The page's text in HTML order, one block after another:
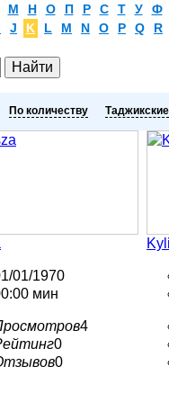
М Н О П Р С Т У Ф
J K L M N O P Q R
По количеству Таджикские
01/1970
мин
4
0
0